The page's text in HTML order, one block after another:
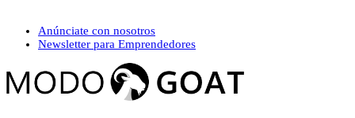
Anúnciate con nosotros
Newsletter para Emprendedores